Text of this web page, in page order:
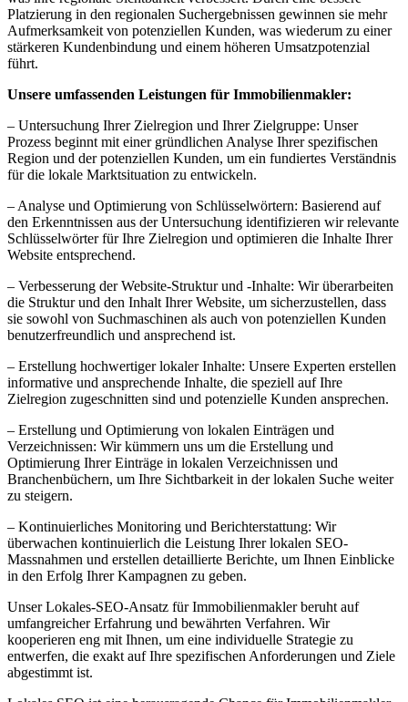
Platzierung in den regionalen Suchergebnissen gewinnen sie mehr
Aufmerksamkeit von potenziellen Kunden, was wiederum zu einer
stärkeren Kundenbindung und einem höheren Umsatzpotenzial
führt.
Unsere umfassenden Leistungen für Immobilienmakler:
– Untersuchung Ihrer Zielregion und Ihrer Zielgruppe: Unser
Prozess beginnt mit einer gründlichen Analyse Ihrer spezifischen
Region und der potenziellen Kunden, um ein fundiertes Verständnis
für die lokale Marktsituation zu entwickeln.
– Analyse und Optimierung von Schlüsselwörtern: Basierend auf
den Erkenntnissen aus der Untersuchung identifizieren wir relevante
Schlüsselwörter für Ihre Zielregion und optimieren die Inhalte Ihrer
Website entsprechend.
– Verbesserung der Website-Struktur und -Inhalte: Wir überarbeiten
die Struktur und den Inhalt Ihrer Website, um sicherzustellen, dass
sie sowohl von Suchmaschinen als auch von potenziellen Kunden
benutzerfreundlich und ansprechend ist.
– Erstellung hochwertiger lokaler Inhalte: Unsere Experten erstellen
informative und ansprechende Inhalte, die speziell auf Ihre
Zielregion zugeschnitten sind und potenzielle Kunden ansprechen.
– Erstellung und Optimierung von lokalen Einträgen und
Verzeichnissen: Wir kümmern uns um die Erstellung und
Optimierung Ihrer Einträge in lokalen Verzeichnissen und
Branchenbüchern, um Ihre Sichtbarkeit in der lokalen Suche weiter
zu steigern.
– Kontinuierliches Monitoring und Berichterstattung: Wir
überwachen kontinuierlich die Leistung Ihrer lokalen SEO-
Massnahmen und erstellen detaillierte Berichte, um Ihnen Einblicke
in den Erfolg Ihrer Kampagnen zu geben.
Unser Lokales-SEO-Ansatz für Immobilienmakler beruht auf
umfangreicher Erfahrung und bewährten Verfahren. Wir
kooperieren eng mit Ihnen, um eine individuelle Strategie zu
entwerfen, die exakt auf Ihre spezifischen Anforderungen und Ziele
abgestimmt ist.